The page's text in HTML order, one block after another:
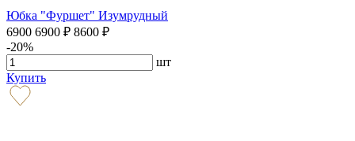
Юбка "Фуршет" Изумрудный
6900 6900 ₽ 8600 ₽
-20%
шт
Купить